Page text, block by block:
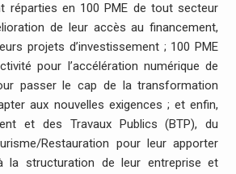
réparties en 100 PME de tout secteur
de leur accès au financement,
projets d’investissement ; 100 PME
pour l’accélération numérique de
passer le cap de la transformation
aux nouvelles exigences ; et enfin,
et des Travaux Publics (BTP), du
Restauration pour leur apporter
à la structuration de leur entreprise et